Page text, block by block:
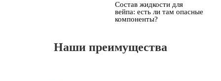
Состав жидкости для
вейпа: есть ли там опасные
компоненты?
Наши преимущества